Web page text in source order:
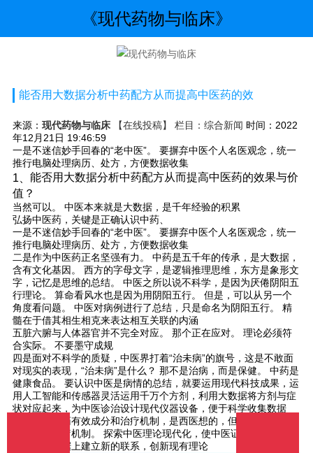
《现代药物与临床》
能否用大数据分析中药配方从而提高中医药的效
来源： 现代药物与临床 【在线投稿】 栏目： 综合新闻 时间：2022
年12月21日 19:46:59
一是不迷信妙手回春的“老中医”。 要摒弃中医个人名医观念，统一
推行电脑处理病历、处方，方便数据收集
1、 能否用大数据分析中药配方从而提高中医药的效果与价
值？
当然可以。 中医本来就是大数据，是千年经验的积累
弘扬中医药，关键是正确认识中药、
一是不迷信妙手回春的“老中医”。 要摒弃中医个人名医观念，统一
推行电脑处理病历、处方，方便数据收集
二是作为中医药正名坚强有力。 中药是五千年的传承，是大数据，
含有文化基因。 西方的字母文字，是逻辑推理思维，东方是象形文
字，记忆是思维的总结。 中医之所以说不科学，是因为厌倦阴阳五
行理论。 算命看风水也是因为用阴阳五行。 但是，可以从另一个
角度看问题。 中医对病例进行了总结，只是命名为阴阳五行。 精
髓在于借其相生相克来表达相互关联的内涵
五脏六腑与人体器官并不完全对应。 那个正在应对。 理论必须符
合实际。 不要墨守成规
四是面对不科学的质疑，中医界打着“治未病”的旗号，这是不敢面
对现实的表现，“治未病”是什么？ 那不是治病，而是保健。 中药是
健康食品。 要认识中医是病情的总结，就要运用现代科技成果，运
用人工智能和传感器灵活运用千万个方剂，利用大数据将方剂与症
状对应起来，为中医诊治设计现代仪器设备，便于科学收集数据
五是研究中药有效成分和治疗机制，是西医想的，但不能拘泥于有
效成分和治疗机制。 探索中医理论现代化，使中医证候表现和用药
效果在大数据上建立新的联系，创新现有理论